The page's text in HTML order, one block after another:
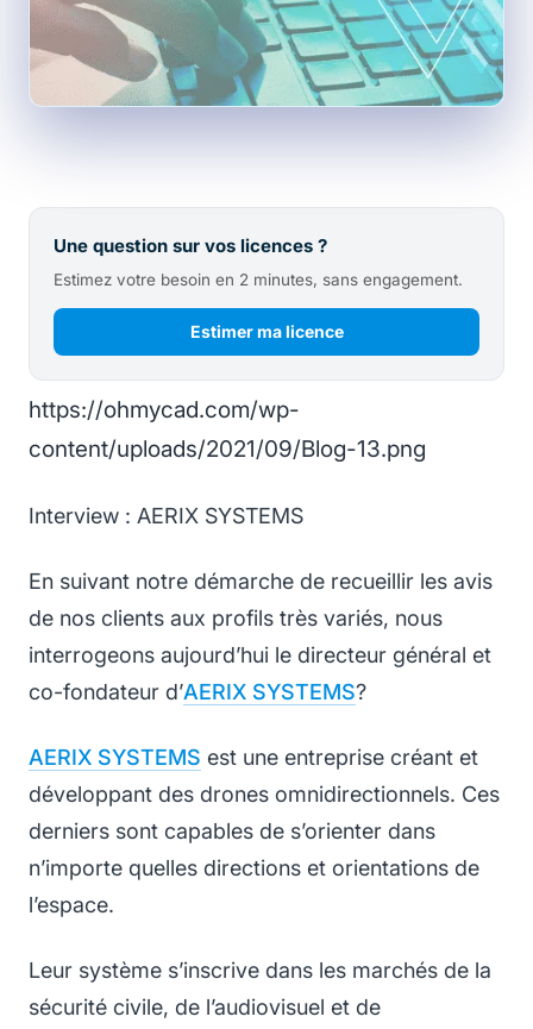
Une question sur vos licences ?
Estimez votre besoin en 2 minutes, sans engagement.
Estimer ma licence
https://ohmycad.com/wp-
content/uploads/2021/09/Blog-13.png
Interview : AERIX SYSTEMS
En suivant notre démarche de recueillir les avis
de nos clients aux profils très variés, nous
interrogeons aujourd’hui le directeur général et
co-fondateur d’AERIX SYSTEMS?
AERIX SYSTEMS est une entreprise créant et
développant des drones omnidirectionnels. Ces
derniers sont capables de s’orienter dans
n’importe quelles directions et orientations de
l’espace.
Leur système s’inscrive dans les marchés de la
sécurité civile, de l’audiovisuel et de